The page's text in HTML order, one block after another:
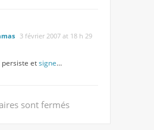
3 février 2007 at 18 h 29
persiste etsigne…
sont fermés